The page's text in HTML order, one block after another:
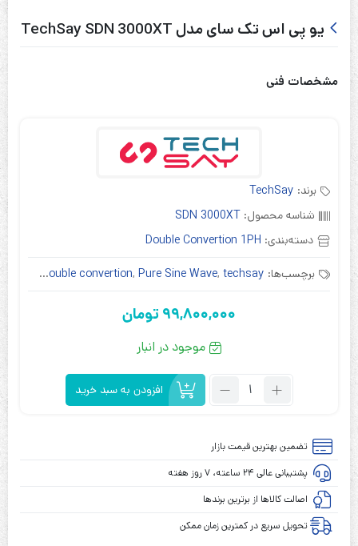
یو پی اس تک سای مدل TechSay SDN 3000XT
مشخصات فنی
برند: TechSay
شناسه محصول: SDN 3000XT
دسته‌بندی: Double Convertion 1PH
برچسب‌ها: double convertion, Pure Sine Wave, techsay
,
99,800,000 تومان
موجود در انبار
تعداد:
اس
سای
مدل
TechSay
SDN
افزودن به سبد خرید
تضمین بهترین قیمت بازار
پشتیبانی عالی ۲۴ ساعته، ۷ روز هفته
اصالت کالاها از برترین برندها
تحویل سریع در کمترین زمان ممکن